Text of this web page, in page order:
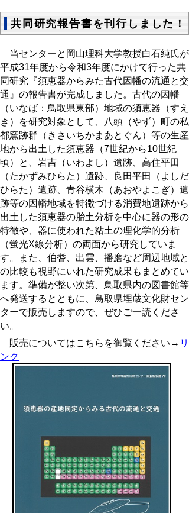
共同研究報告書を刊行しました！
当センターと岡山理科大学教授白石純氏が
平成31年度から令和3年度にかけて行った共
同研究『須恵器からみた古代因幡の流通と交
通』の報告書が完成しました。古代の因幡
（いなば：鳥取県東部）地域の須恵器（すえ
き）を研究対象として、八頭（やず）町の私
都窯跡群（きさいちかまあとぐん）等の生産
地から出土した須恵器（7世紀から10世紀
頃）と、岩吉（いわよし）遺跡、高住平田
（たかずみひらた）遺跡、良田平田（よしだ
ひらた）遺跡、青谷横木（あおやよこぎ）遺
跡等の因幡地域を特徴づける消費地遺跡から
出土した須恵器の胎土分析を中心に器の形の
特徴や、器に使われた粘土の理化学的分析
（蛍光X線分析）の両面から研究していま
す。また、伯耆、出雲、播磨など周辺地域と
の比較も視野にいれた研究成果もまとめてい
ます。準備が整い次第、鳥取県内の図書館等
へ発送するとともに、鳥取県埋蔵文化財セン
ターで販売しますので、ぜひご一読くださ
い。
販売についてはこちらを御覧ください→ リ
ンク